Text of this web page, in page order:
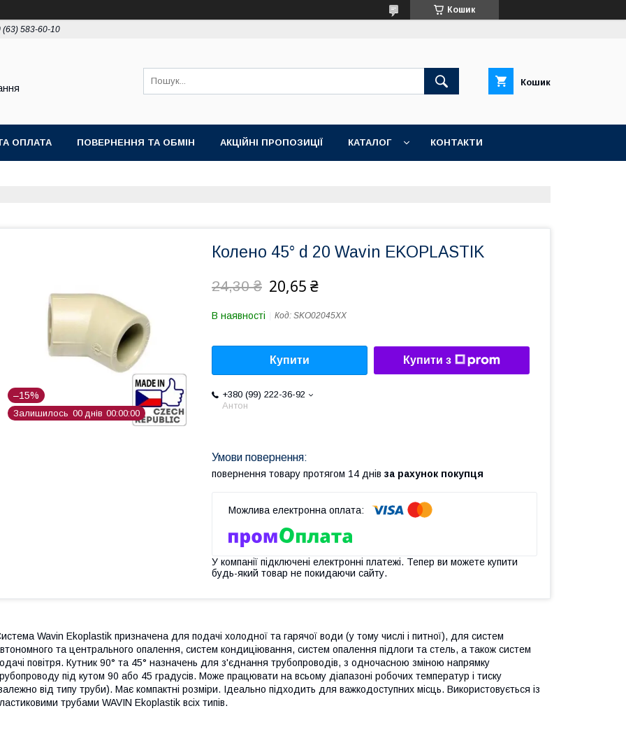
Кошик
(63) 583-60-10
Кошик
ОПЛАТА ПОВЕРНЕННЯ ТА ОБМІН АКЦІЙНІ ПРОПОЗИЦІЇ КАТАЛОГ КОНТАКТИ
–15%
Залишилось 00 днів 00 00 00
Колено 45° d 20 Wavin EKOPLASTIK
24,30 ₴ 20,65 ₴
В наявності Код: SKO02045XX
Купити Купити з
+380 (99) 222-36-92
Антон
повернення товару протягом 14 днів за рахунок покупця
У компанії підключені електронні платежі. Тепер ви можете купити
будь-який товар не покидаючи сайту.
Wavin Ekoplastik призначена для подачі холодної та гарячої води (у тому числі і питної), для систем
та центрального опалення, систем кондиціювання, систем опалення підлоги та стель, а також систем
повітря. Кутник 90° та 45° назначень для з'єднання трубопроводів, з одночасною зміною напрямку
під кутом 90 або 45 градусів. Може працювати на всьому діапазоні робочих температур і тиску
від типу труби). Має компактні розміри. Ідеально підходить для важкодоступних місць. Використовується із
трубами WAVIN Ekoplastik всіх типів.